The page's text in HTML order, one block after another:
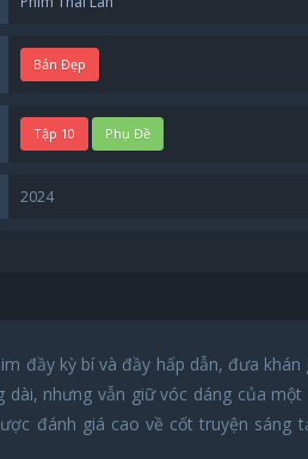
Bản Đẹp
Tập 10 Phụ Đề
2024
đầy kỳ bí và đầy hấp dẫn, đưa khán
nhưng vẫn giữ vóc dáng của
đánh giá cao về cốt truyện sáng